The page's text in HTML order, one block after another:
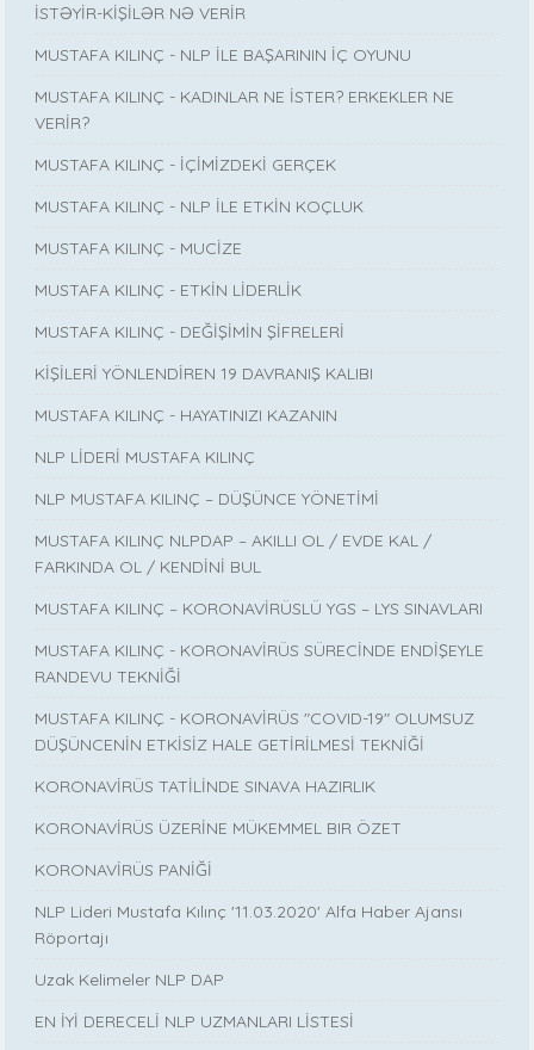
İSTƏYİR-KİŞİLƏR NƏ VERİR
MUSTAFA KILINÇ - NLP İLE BAŞARININ İÇ OYUNU
MUSTAFA KILINÇ - KADINLAR NE İSTER? ERKEKLER NE
VERİR?
MUSTAFA KILINÇ - İÇİMİZDEKİ GERÇEK
MUSTAFA KILINÇ - NLP İLE ETKİN KOÇLUK
MUSTAFA KILINÇ - MUCİZE
MUSTAFA KILINÇ - ETKİN LİDERLİK
MUSTAFA KILINÇ - DEĞİŞİMİN ŞİFRELERİ
KİŞİLERİ YÖNLENDİREN 19 DAVRANIŞ KALIBI
MUSTAFA KILINÇ - HAYATINIZI KAZANIN
NLP LİDERİ MUSTAFA KILINÇ
NLP MUSTAFA KILINÇ – DÜŞÜNCE YÖNETİMİ
MUSTAFA KILINÇ NLPDAP – AKILLI OL / EVDE KAL /
FARKINDA OL / KENDİNİ BUL
MUSTAFA KILINÇ – KORONAVİRÜSLÜ YGS – LYS SINAVLARI
MUSTAFA KILINÇ - KORONAVİRÜS SÜRECİNDE ENDİŞEYLE
RANDEVU TEKNİĞİ
MUSTAFA KILINÇ - KORONAVİRÜS "COVID-19" OLUMSUZ
DÜŞÜNCENİN ETKİSİZ HALE GETİRİLMESİ TEKNİĞİ
KORONAVİRÜS TATİLİNDE SINAVA HAZIRLIK
KORONAVİRÜS ÜZERİNE MÜKEMMEL BIR ÖZET
KORONAVİRÜS PANİĞİ
NLP Lideri Mustafa Kılınç '11.03.2020' Alfa Haber Ajansı
Röportajı
Uzak Kelimeler NLP DAP
EN İYİ DERECELİ NLP UZMANLARI LİSTESİ